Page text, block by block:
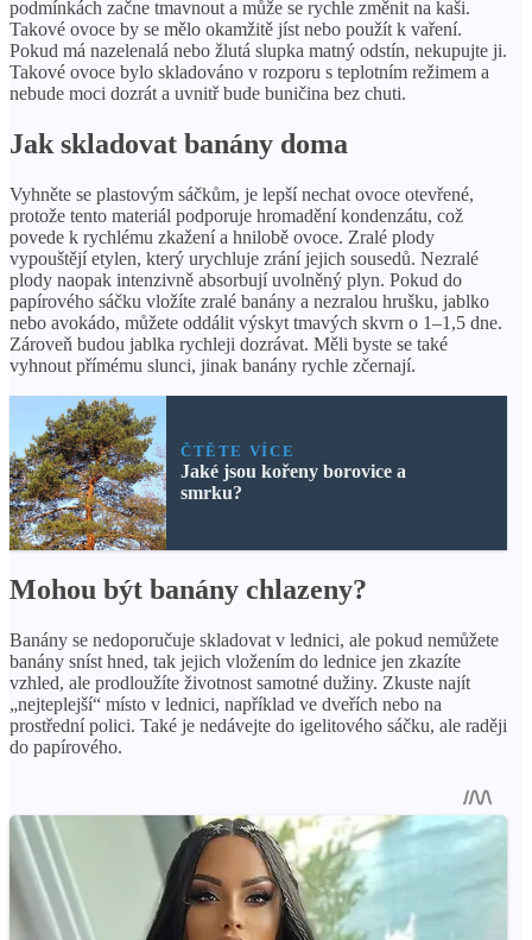
podmínkách začne tmavnout a může se rychle změnit na kaši.
Takové ovoce by se mělo okamžitě jíst nebo použít k vaření.
Pokud má nazelenalá nebo žlutá slupka matný odstín, nekupujte ji.
Takové ovoce bylo skladováno v rozporu s teplotním režimem a
nebude moci dozrát a uvnitř bude buničina bez chuti.
Jak skladovat banány doma
Vyhněte se plastovým sáčkům, je lepší nechat ovoce otevřené,
protože tento materiál podporuje hromadění kondenzátu, což
povede k rychlému zkažení a hnilobě ovoce. Zralé plody
vypouštějí etylen, který urychluje zrání jejich sousedů. Nezralé
plody naopak intenzivně absorbují uvolněný plyn. Pokud do
papírového sáčku vložíte zralé banány a nezralou hrušku, jablko
nebo avokádo, můžete oddálit výskyt tmavých skvrn o 1–1,5 dne.
Zároveň budou jablka rychleji dozrávat. Měli byste se také
vyhnout přímému slunci, jinak banány rychle zčernají.
ČTĚTE VÍCE
Jaké jsou kořeny borovice a
smrku?
Mohou být banány chlazeny?
Banány se nedoporučuje skladovat v lednici, ale pokud nemůžete
banány sníst hned, tak jejich vložením do lednice jen zkazíte
vzhled, ale prodloužíte životnost samotné dužiny. Zkuste najít
„nejteplejší“ místo v lednici, například ve dveřích nebo na
prostřední polici. Také je nedávejte do igelitového sáčku, ale raději
do papírového.